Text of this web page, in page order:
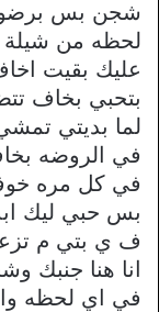
شجن بس برضو
لحظه من شيلة
عليك بقيت
بتحبي بخاف
لما بديتي
في الروضه
في كل مره
بس حبي ليك
ف ي بتي م
انا هنا جنبك
في اي لحظه